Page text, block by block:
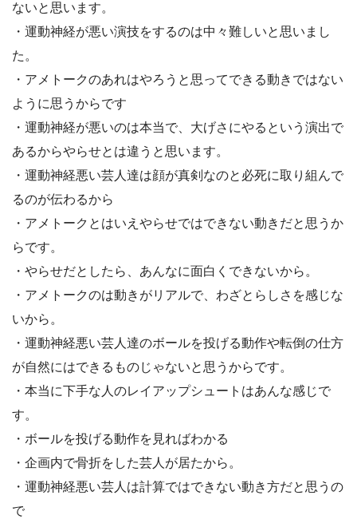
ないと思います。
・運動神経が悪い演技をするのは中々難しいと思いまし
た。
・アメトークのあれはやろうと思ってできる動きではない
ように思うからです
・運動神経が悪いのは本当で、大げさにやるという演出で
あるからやらせとは違うと思います。
・運動神経悪い芸人達は顔が真剣なのと必死に取り組んで
るのが伝わるから
・アメトークとはいえやらせではできない動きだと思うか
らです。
・やらせだとしたら、あんなに面白くできないから。
・アメトークのは動きがリアルで、わざとらしさを感じな
いから。
・運動神経悪い芸人達のボールを投げる動作や転倒の仕方
が自然にはできるものじゃないと思うからです。
・本当に下手な人のレイアップシュートはあんな感じで
す。
・ボールを投げる動作を見ればわかる
・企画内で骨折をした芸人が居たから。
・運動神経悪い芸人は計算ではできない動き方だと思うの
で